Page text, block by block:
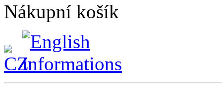
Nákupní košík